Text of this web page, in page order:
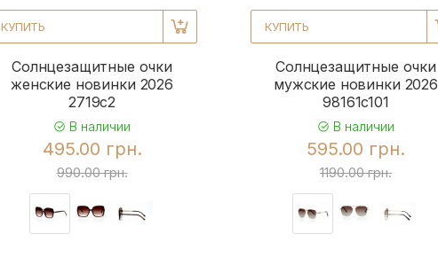
КУПИТЬ
Солнцезащитные очки
женские новинки 2026
2719c2
В наличии
495.00 грн.
990.00 грн.
КУПИТЬ
Солнцезащитные очки
мужские новинки 2026
98161c101
В наличии
595.00 грн.
1190.00 грн.